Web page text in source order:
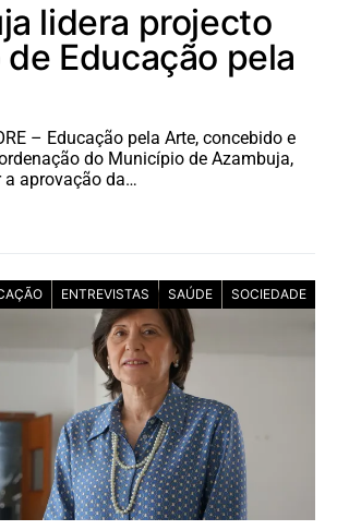
lidera projecto
Educação pela
– Educação pela Arte, concebido e
do Município de Azambuja,
a aprovação da…
ENTREVISTAS SAÚDE SOCIEDADE